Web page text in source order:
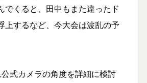
でくると、田中もまた違ったド
上するなど、今大会は波乱の予
式カメラの角度を詳細に検討